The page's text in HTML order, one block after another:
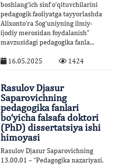
boshlang‘ich sinf o‘qituvchilarini
pedagogik faoliyatga tayyorlashda
Alixonto‘ra Sog‘uniyning ilmiy-
ijodiy merosidan foydalanish”
mavzusidagi pedagogika fanla...
16.05.2025 1424
Rasulov Djasur
Saparovichning
pedagogika fanlari
bo‘yicha falsafa doktori
(PhD) dissertatsiya ishi
himoyasi
Rasulov Djasur Saparovichning
13.00.01 – “Pedagogika nazariyasi.